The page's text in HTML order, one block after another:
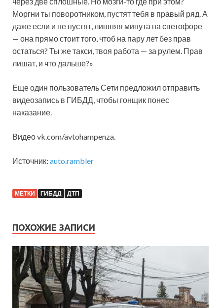
Моргни ты поворотником, пустят тебя в правый ряд. А
даже если и не пустят, лишняя минута на светофоре
— она прямо стоит того, чтоб на пару лет без прав
остаться? Ты же такси, твоя работа — за рулем. Прав
лишат, и что дальше?»
Еще один пользователь Сети предложил отправить
видеозапись в ГИБДД, чтобы гонщик понес
наказание.
Видео vk.com/avtohampenza.
Источник: auto.rambler
МЕТКИ ГИБДД ДТП
ПОХОЖИЕ ЗАПИСИ